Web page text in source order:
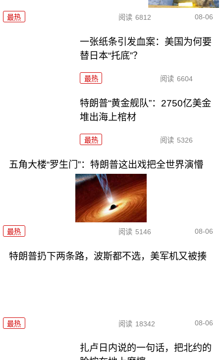
最热 阅读 6812 08-06
一张纸条引发血案：美国为何要
替日本“托底”？
最热 阅读 6604
特朗普“黄金舰队”：2750亿美金
堆出海上棺材
最热 阅读 5326
五角大楼“罗生门”：特朗普这出戏把全世界演懵
最热 阅读 5146 08-06
特朗普扔下两条路，波斯都不选，美军机又被揍
最热 阅读 18342 08-06
扎卢日内说的一句话，把北约的